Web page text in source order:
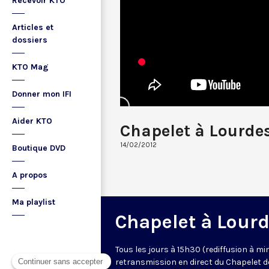
Articles et
dossiers
KTO Mag
Donner mon IFI
Aider KTO
Boutique DVD
A propos
Ma playlist
Chapelet à
14/02/2012
Chapelet à
Tous les jours à 15h30 (rediffusion à
retransmission en direct du Chapelet